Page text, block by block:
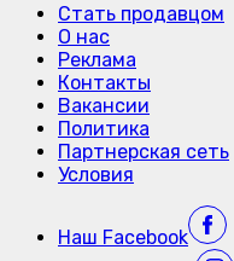
Стать продавцом
О нас
Реклама
Контакты
Вакансии
Политика
Партнерская сеть
Условия
Наш Facebook